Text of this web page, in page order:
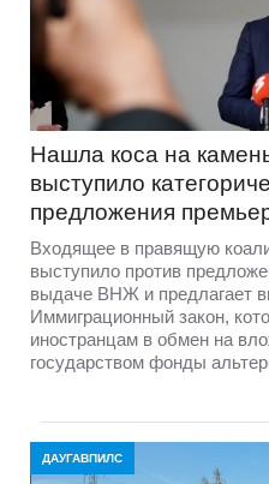
Нашла коса на
выступило
предложения
Входящее в правящую
выступило против
выдаче ВНЖ и предлагает
Иммиграционный закон,
иностранцам в обмен на
государством фонды
ДАУГАВПИЛС